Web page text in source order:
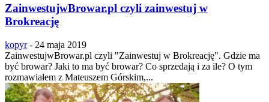
ZainwestujwBrowar.pl czyli zainwestuj w
Brokreację
kopyr - 24 maja 2019
ZainwestujwBrowar.pl czyli "Zainwestuj w Brokreację". Gdzie ma
być browar? Jaki to ma być browar? Co sprzedają i za ile? O tym
rozmawiałem z Mateuszem Górskim,...